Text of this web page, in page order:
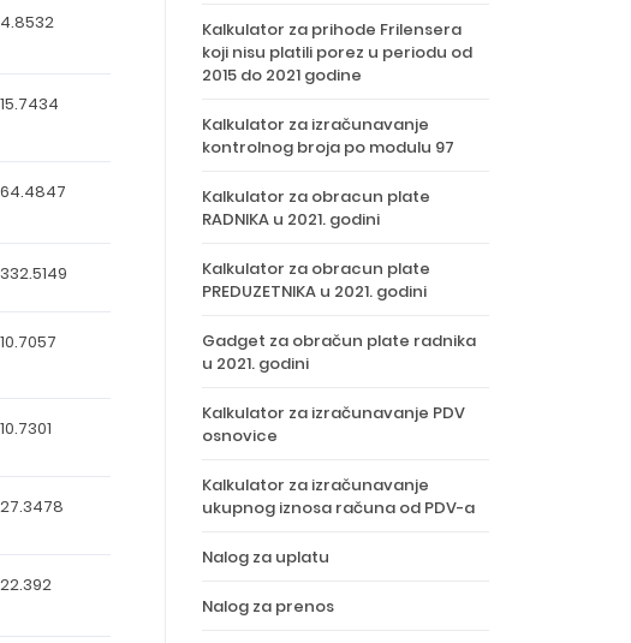
4.8532
15.7434
64.4847
332.5149
10.7057
10.7301
27.3478
22.392
Kalkulator za prihode Frilensera
koji nisu platili porez u periodu od
2015 do 2021 godine
Kalkulator za izračunavanje
kontrolnog broja po modulu 97
Kalkulator za obracun plate
RADNIKA u 2021. godini
Kalkulator za obracun plate
PREDUZETNIKA u 2021. godini
Gadget za obračun plate radnika
u 2021. godini
Kalkulator za izračunavanje PDV
osnovice
Kalkulator za izračunavanje
ukupnog iznosa računa od PDV-a
Nalog za uplatu
Nalog za prenos